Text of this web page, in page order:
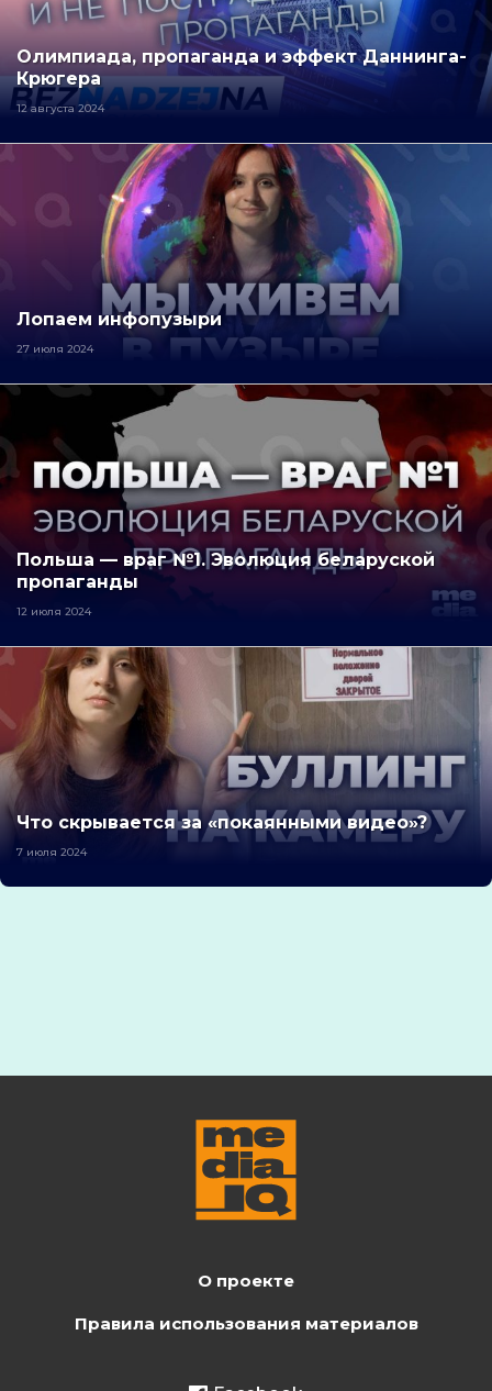
Олимпиада, пропаганда и эффект Даннинга-
Крюгера
12 августа 2024
Лопаем инфопузыри
27 июля 2024
Польша — враг №1. Эволюция беларуской
пропаганды
12 июля 2024
Что скрывается за «покаянными видео»?
7 июля 2024
О проекте
Правила использования материалов